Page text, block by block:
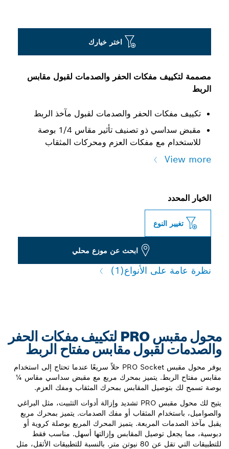
مصممة لتكييف مفكات الحفر والصدمات لقبول مقابس
الربط
تكييف مفكات الحفر والصدمات لقبول مآخذ الربط
مقبض سداسي ذو تصنيف تأثير مقاس 1/4 بوصة
للاستخدام مع مفكات العزم ومحركات المثقاب
View more
اختر خيارك
الخيار المحدد
تغيير النوع
ابحث عن موزع محلي
نظرة عامة على الأنواع(1)
محول مقبس PRO لتكييف مفكات الحفر
والصدمات لقبول مقابس مفتاح الربط
يوفر محول مقبس PRO Socket حلاً سريعًا عندما تحتاج إلى استخدام
مقابس مفتاح الربط. يتميز بمحرك مربع مع مقبض سداسي مقاس ¼
بوصة تسمح لك بتوصيل المقابس بمحرك المثقاب ومفك العزم.
يتيح لك محول مقبس PRO تشديد وإزالة أدوات التثبيت، مثل البراغي
والصواميل، باستخدام المثقاب أو مفك الصدمات. يتميز بمحرك مربع
يقبل مآخذ الصدمات المربعة. يتميز المحرك المربع بوصلة كروية أو
دبوسية، مما يجعل توصيل المقابس وإزالتها أسهل. مناسب فقط
للتطبيقات التي تقل عن 80 نيوتن متر. بالنسبة للتطبيقات الأثقل، مثل